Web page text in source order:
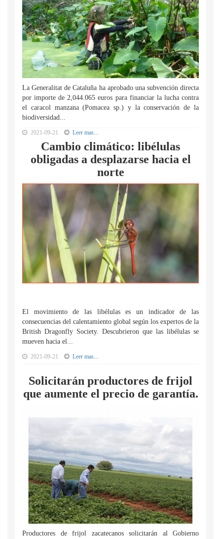
La Generalitat de Cataluña ha aprobado una subvención directa
por importe de 2,044.065 euros para financiar la lucha contra
el caracol manzana (Pomacea sp.) y la conservación de la
biodiversidad...
2021-09-21 Leer mas...
Cambio climático: libélulas
obligadas a desplazarse hacia el
norte
El movimiento de las libélulas es un indicador de las
consecuencias del calentamiento global según los expertos de la
British Dragonfly Society. Descubrieron que las libélulas se
mueven hacia el...
2021-09-21 Leer mas...
Solicitarán productores de frijol
que aumente el precio de garantía.
Productores de frijol zacatecanos solicitarán al Gobierno